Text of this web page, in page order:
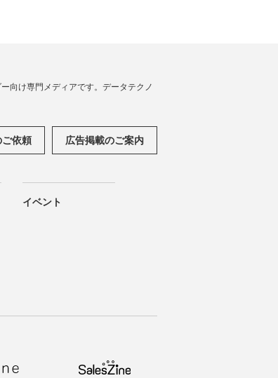
向け専門メディアです。データテクノ
依頼 広告掲載のご案内
イベント